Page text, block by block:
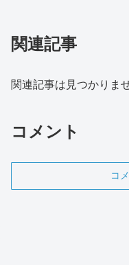
関連記事
関連記事は見つかりま
コメント
コ